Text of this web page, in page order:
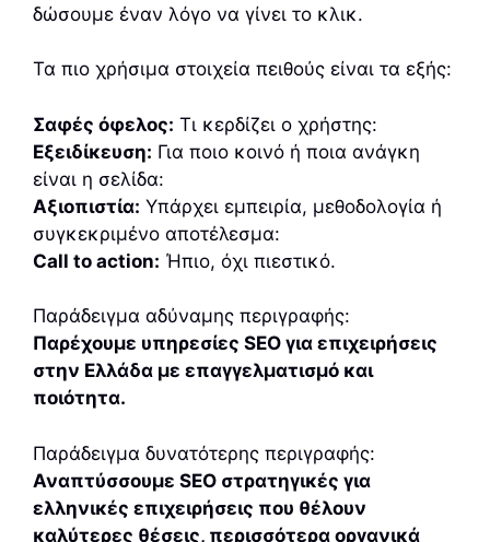
δώσουμε έναν λόγο να γίνει το κλικ.
Τα πιο χρήσιμα στοιχεία πειθούς είναι τα εξής:
Σαφές όφελος: Τι κερδίζει ο χρήστης:
Εξειδίκευση: Για ποιο κοινό ή ποια ανάγκη
είναι η σελίδα:
Αξιοπιστία: Υπάρχει εμπειρία, μεθοδολογία ή
συγκεκριμένο αποτέλεσμα:
Call to action: Ήπιο, όχι πιεστικό.
Παράδειγμα αδύναμης περιγραφής:
Παρέχουμε υπηρεσίες SEO για επιχειρήσεις
στην Ελλάδα με επαγγελματισμό και
ποιότητα.
Παράδειγμα δυνατότερης περιγραφής:
Αναπτύσσουμε SEO στρατηγικές για
ελληνικές επιχειρήσεις που θέλουν
καλύτερες θέσεις, περισσότερα οργανικά